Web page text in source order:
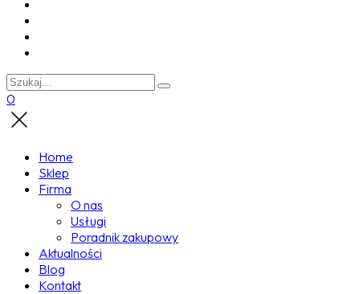
0
Home
Sklep
Firma
O nas
Usługi
Poradnik zakupowy
Aktualności
Blog
Kontakt